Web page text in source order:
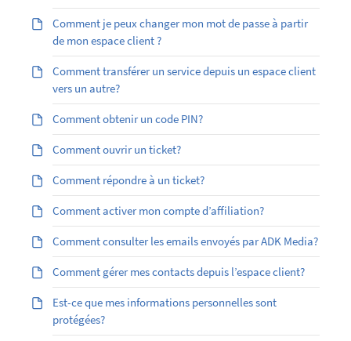
Comment je peux changer mon mot de passe à partir
de mon espace client ?
Comment transférer un service depuis un espace client
vers un autre?
Comment obtenir un code PIN?
Comment ouvrir un ticket?
Comment répondre à un ticket?
Comment activer mon compte d’affiliation?
Comment consulter les emails envoyés par ADK Media?
Comment gérer mes contacts depuis l’espace client?
Est-ce que mes informations personnelles sont
protégées?